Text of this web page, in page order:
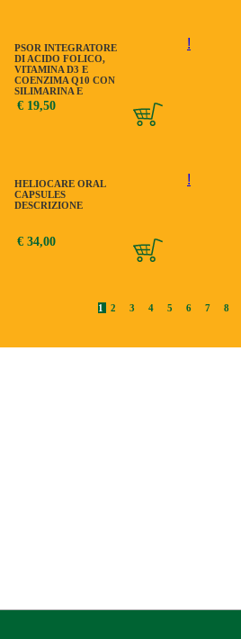
PSOR INTEGRATORE
DI ACIDO FOLICO,
VITAMINA D3 E
COENZIMA Q10 CON
SILIMARINA E
POLYPODIUM
€ 19,50
!
HELIOCARE ORAL
CAPSULES
DESCRIZIONE
€ 34,00
!
1 2 3 4 5 6 7 8